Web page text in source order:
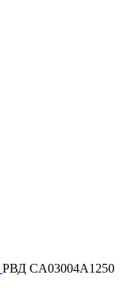
РВД CA03004A1250